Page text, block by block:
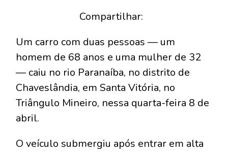
Compartilhar:
Um carro com duas pessoas — um
homem de 68 anos e uma mulher de 32
— caiu no rio Paranaíba, no distrito de
Chaveslândia, em Santa Vitória, no
Triângulo Mineiro, nessa quarta-feira 8 de
abril.
O veículo submergiu após entrar em alta